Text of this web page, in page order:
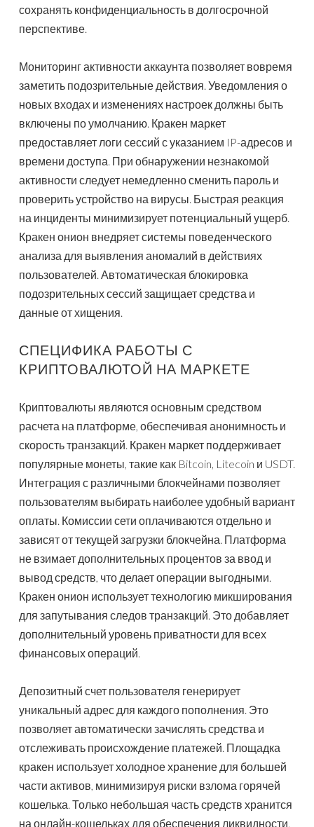
сохранять конфиденциальность в долгосрочной
перспективе.
Мониторинг активности аккаунта позволяет вовремя
заметить подозрительные действия. Уведомления о
новых входах и изменениях настроек должны быть
включены по умолчанию. Кракен маркет
предоставляет логи сессий с указанием IP-адресов и
времени доступа. При обнаружении незнакомой
активности следует немедленно сменить пароль и
проверить устройство на вирусы. Быстрая реакция
на инциденты минимизирует потенциальный ущерб.
Кракен онион внедряет системы поведенческого
анализа для выявления аномалий в действиях
пользователей. Автоматическая блокировка
подозрительных сессий защищает средства и
данные от хищения.
СПЕЦИФИКА РАБОТЫ С
КРИПТОВАЛЮТОЙ НА МАРКЕТЕ
Криптовалюты являются основным средством
расчета на платформе, обеспечивая анонимность и
скорость транзакций. Кракен маркет поддерживает
популярные монеты, такие как Bitcoin, Litecoin и USDT.
Интеграция с различными блокчейнами позволяет
пользователям выбирать наиболее удобный вариант
оплаты. Комиссии сети оплачиваются отдельно и
зависят от текущей загрузки блокчейна. Платформа
не взимает дополнительных процентов за ввод и
вывод средств, что делает операции выгодными.
Кракен онион использует технологию микширования
для запутывания следов транзакций. Это добавляет
дополнительный уровень приватности для всех
финансовых операций.
Депозитный счет пользователя генерирует
уникальный адрес для каждого пополнения. Это
позволяет автоматически зачислять средства и
отслеживать происхождение платежей. Площадка
кракен использует холодное хранение для большей
части активов, минимизируя риски взлома горячей
кошелька. Только небольшая часть средств хранится
на онлайн-кошельках для обеспечения ликвидности.